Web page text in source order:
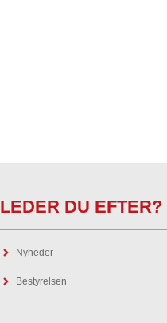
LEDER DU EFTER?
Nyheder
Bestyrelsen